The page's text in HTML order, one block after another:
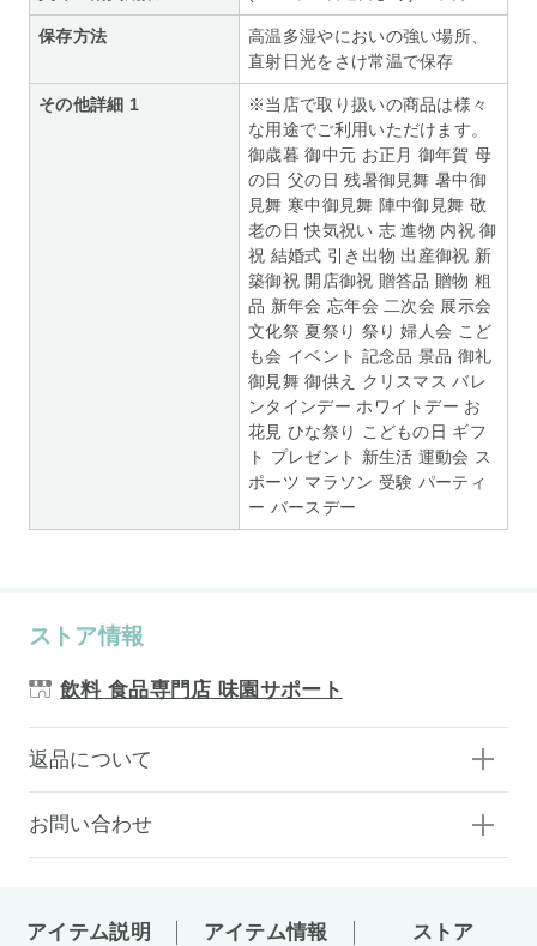
保存方法
高温多湿やにおいの強い場所、
直射日光をさけ常温で保存
その他詳細 1
※当店で取り扱いの商品は様々
な用途でご利用いただけます。
御歳暮 御中元 お正月 御年賀 母
の日 父の日 残暑御見舞 暑中御
見舞 寒中御見舞 陣中御見舞 敬
老の日 快気祝い 志 進物 内祝 御
祝 結婚式 引き出物 出産御祝 新
築御祝 開店御祝 贈答品 贈物 粗
品 新年会 忘年会 二次会 展示会
文化祭 夏祭り 祭り 婦人会 こど
も会 イベント 記念品 景品 御礼
御見舞 御供え クリスマス バレ
ンタインデー ホワイトデー お
花見 ひな祭り こどもの日 ギフ
ト プレゼント 新生活 運動会 ス
ポーツ マラソン 受験 パーティ
ー バースデー
ストア情報
飲料 食品専門店 味園サポート
返品について
お問い合わせ
アイテム説明 アイテム情報 ストア